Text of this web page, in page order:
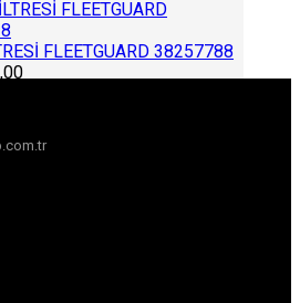
FLEETGUARD 38257788